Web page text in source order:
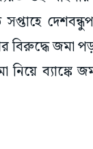
বিরুদ্ধে জমা
ব্যাঙ্কে